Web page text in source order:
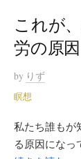
これが
労の原
by りず
瞑想
私たち誰もが
る原因になっ